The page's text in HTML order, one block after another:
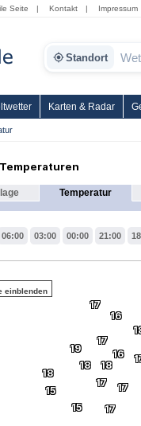
Seite | Kontakt | Impressum
Standort
Karten & Radar
Temperatur
06:00 03:00 00:00 21:00
einblenden
17
17 17
18
16
15
15
19
16
18
17
18
17